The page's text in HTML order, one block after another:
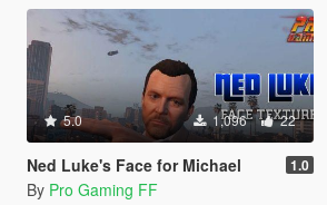
5.0 1,096 22
Ned Luke's Face for Michael 1.0
By Pro Gaming FF